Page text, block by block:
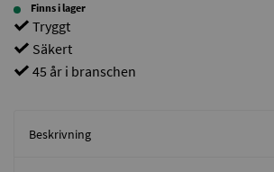
Finns i lager
Tryggt
Säkert
45 år i branschen
Beskrivning